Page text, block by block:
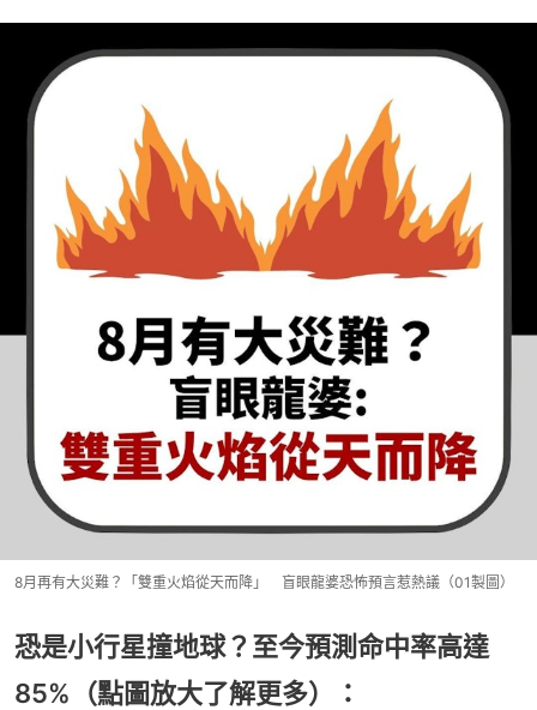
8月再有大災難？「雙重火焰從天而降」 盲眼龍婆恐怖預言惹熱議（01製圖）
恐是小行星撞地球？至今預測命中率高達
85%（點圖放大了解更多）：